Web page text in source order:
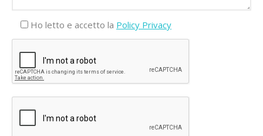
Ho letto e accetto la Policy Privacy